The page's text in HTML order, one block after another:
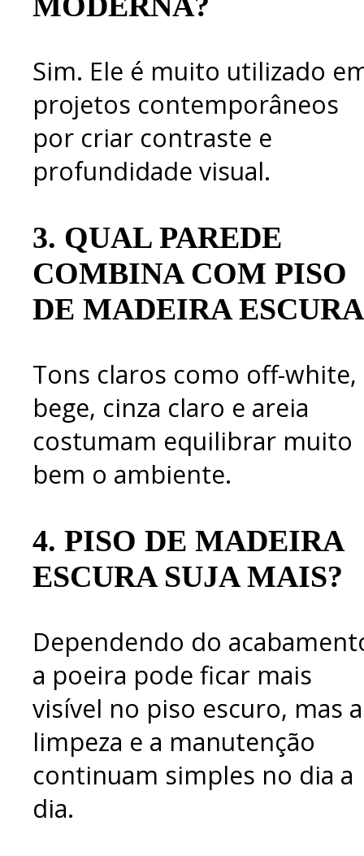
Sim. Ele é muito utilizado
projetos contemporâneos
por criar contraste e
profundidade visual.
3. QUAL PAREDE
COMBINA COM PISO
DE MADEIRA
Tons claros como off-white,
bege, cinza claro e areia
costumam equilibrar muito
bem o ambiente.
4. PISO DE MADEIRA
ESCURA SUJA MAIS?
Dependendo do
a poeira pode ficar mais
visível no piso escuro, mas a
limpeza e a manutenção
continuam simples no dia a
dia.